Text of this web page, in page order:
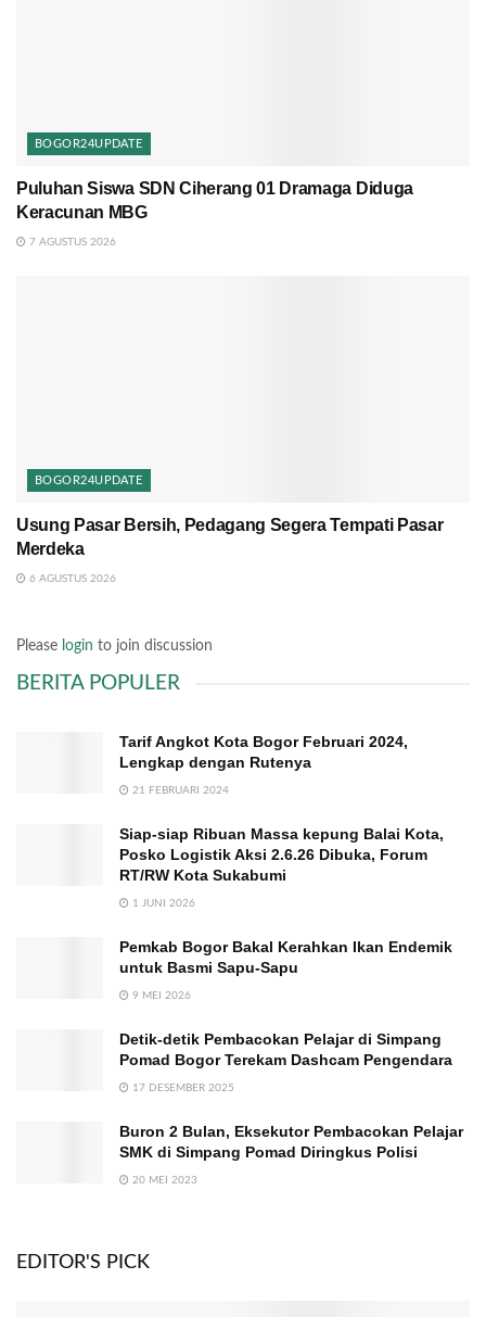
BOGOR24UPDATE
Puluhan Siswa SDN Ciherang 01 Dramaga Diduga
Keracunan MBG
7 AGUSTUS 2026
BOGOR24UPDATE
Usung Pasar Bersih, Pedagang Segera Tempati Pasar
Merdeka
6 AGUSTUS 2026
Please login to join discussion
BERITA POPULER
Tarif Angkot Kota Bogor Februari 2024,
Lengkap dengan Rutenya
21 FEBRUARI 2024
Siap-siap Ribuan Massa kepung Balai Kota,
Posko Logistik Aksi 2.6.26 Dibuka, Forum
RT/RW Kota Sukabumi
1 JUNI 2026
Pemkab Bogor Bakal Kerahkan Ikan Endemik
untuk Basmi Sapu-Sapu
9 MEI 2026
Detik-detik Pembacokan Pelajar di Simpang
Pomad Bogor Terekam Dashcam Pengendara
17 DESEMBER 2025
Buron 2 Bulan, Eksekutor Pembacokan Pelajar
SMK di Simpang Pomad Diringkus Polisi
20 MEI 2023
EDITOR'S PICK